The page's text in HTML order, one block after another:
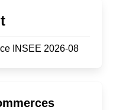
INSEE 2026-08